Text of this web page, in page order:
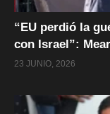
“EU perdió la
con Israel”:
23 JUNIO, 2026